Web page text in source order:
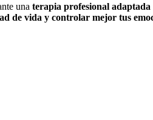
una terapia profesional adaptada
de vida y controlar mejor tus